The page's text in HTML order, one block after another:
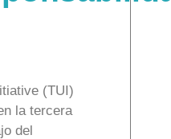
(TUI)
la tercera
del